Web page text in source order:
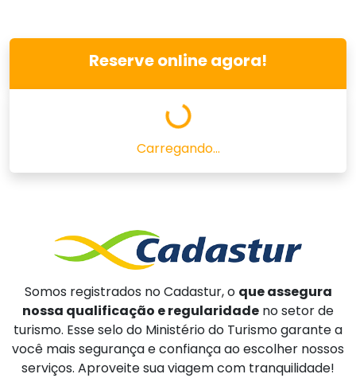
Reserve online agora!
Carregando...
Somos registrados no Cadastur, o que assegura
nossa qualificação e regularidade no setor de
turismo. Esse selo do Ministério do Turismo garante a
você mais segurança e confiança ao escolher nossos
serviços. Aproveite sua viagem com tranquilidade!